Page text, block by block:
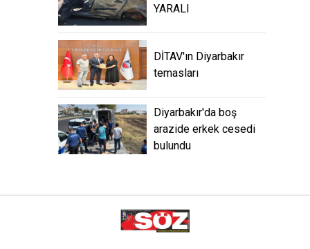
YARALI
DİTAV'ın Diyarbakır
temasları
Diyarbakır'da boş
arazide erkek cesedi
bulundu